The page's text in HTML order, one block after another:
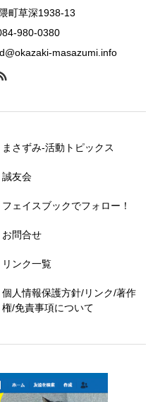
町草深1938-13
980-0380
masazumi.info
まさずみ-活動トピックス
誠友会
フェイスブックでフォロー！
お問合せ
リンク一覧
個人情報保護方針/リンク/著作
権/免責事項について